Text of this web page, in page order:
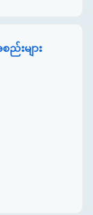
းများ